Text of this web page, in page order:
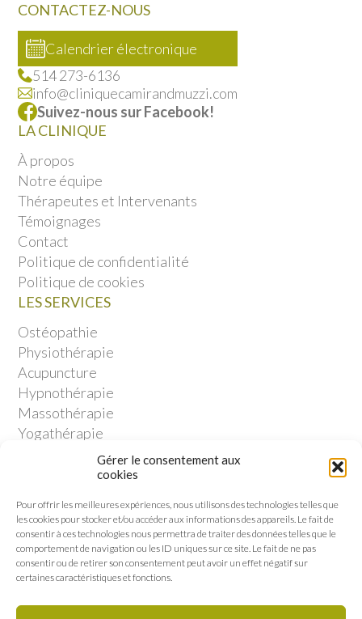
Gérer le consentement aux
cookies
Pour offrir les meilleures expériences, nous utilisons des technologies telles que
les cookies pour stocker et/ou accéder aux informations des appareils. Le fait de
consentir à ces technologies nous permettra de traiter des données telles que le
comportement de navigation ou les ID uniques sur ce site. Le fait de ne pas
consentir ou de retirer son consentement peut avoir un effet négatif sur
certaines caractéristiques et fonctions.
CONTACTEZ-NOUS
Calendrier électronique
514 273-6136
info@cliniquecamirandmuzzi.com
Suivez-nous sur Facebook!
LA CLINIQUE
À propos
Notre équipe
Thérapeutes et Intervenants
Témoignages
Contact
Politique de confidentialité
Politique de cookies
LES SERVICES
Ostéopathie
Physiothérapie
Acupuncture
Hypnothérapie
Massothérapie
Yogathérapie
Thérapie en relation d’aide
MEMBRE DU RÉSEAU